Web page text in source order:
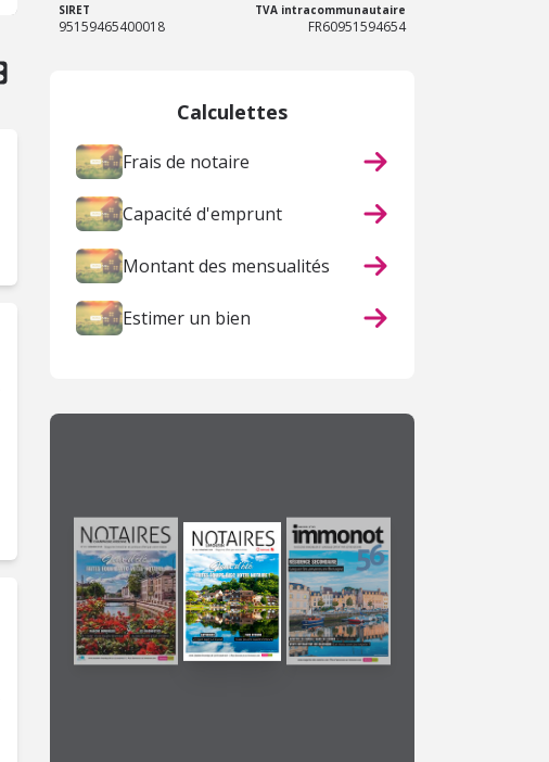
SIRET
95159465400018
TVA intracommunautaire
FR60951594654
Calculettes
Frais de notaire
Capacité d'emprunt
Montant des mensualités
Estimer un bien